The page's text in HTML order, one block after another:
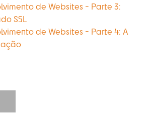
de Websites - Parte 3:
SSL
de Websites - Parte 4: A